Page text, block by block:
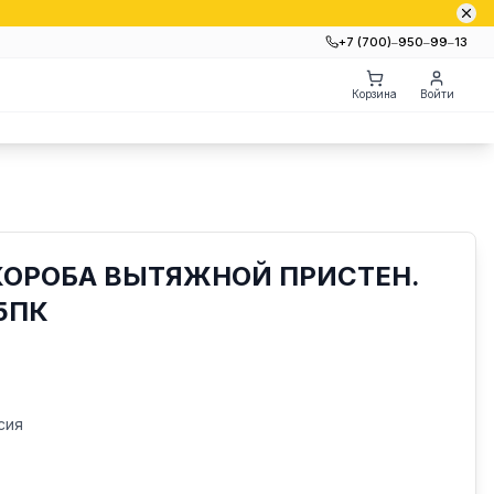
+7 (700)‒950‒99‒13
Корзина Войти
ВЫТЯЖНОЙ ПРИСТЕН.